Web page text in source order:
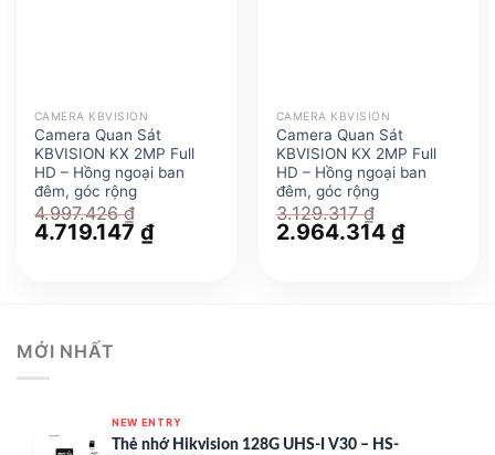
CAMERA KBVISION
Camera Quan Sát
KBVISION KX 2MP Full
HD – Hồng ngoại ban
đêm, góc rộng
4.997.426₫
Giá
4.719.147 ₫Giá
hiện
CAMERA KBVISION
Camera Quan Sát
KBVISION KX 2MP Full
HD – Hồng ngoại ban
đêm, góc rộng
3.129.317₫
Giá
gốc
2.964.314 ₫Giá
hiện
MỚI NHẤT
NEW ENTRY
Thẻ nhớ Hikvision 128G UHS-I V30 – HS-